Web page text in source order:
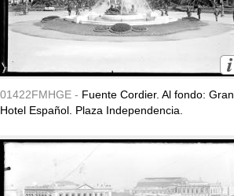
01422FMHGE - Fuente Cordier. Al fondo: Gran
Hotel Español. Plaza Independencia.